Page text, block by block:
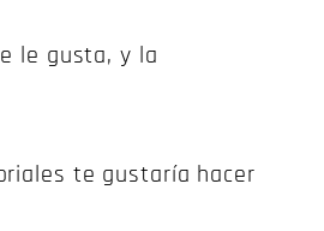
le gusta, y la
te gustaría hacer